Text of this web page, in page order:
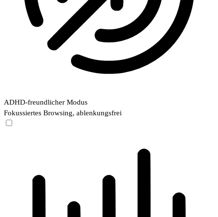
ADHD-freundlicher Modus
Fokussiertes Browsing, ablenkungsfrei